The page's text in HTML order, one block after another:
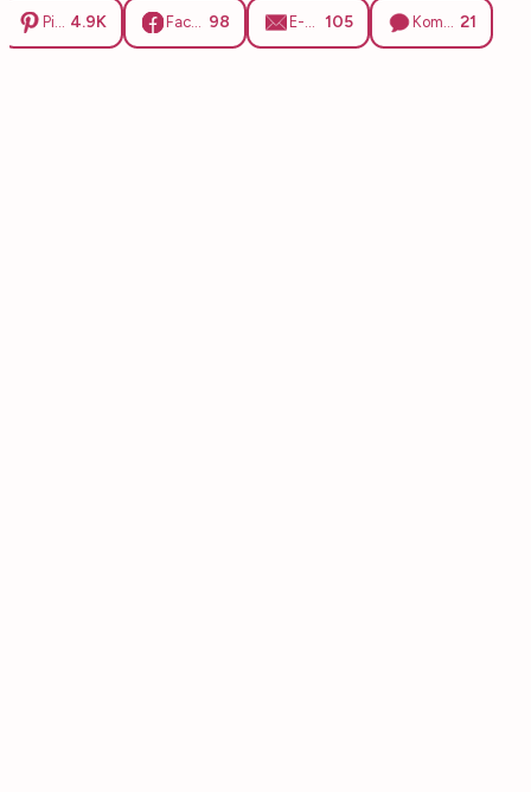
4.9K 98 105 21